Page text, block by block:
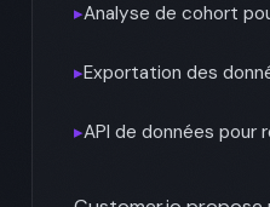
▸Analyse de cohort
▸Exportation des
▸API de données pour